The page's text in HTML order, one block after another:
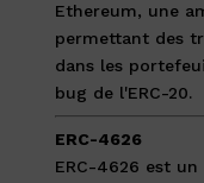
Ethereum, une
permettant des
dans les
bug de l'ERC-20.
ERC-4626
ERC-4626 est